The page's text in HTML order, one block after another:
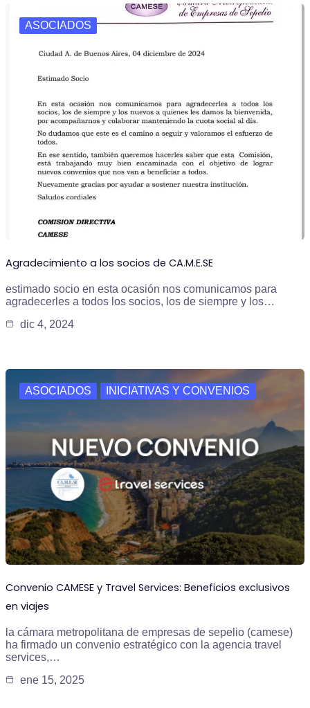
ASOCIADOS
Agradecimiento a los socios de CA.M.E.SE
estimado socio en esta ocasión nos comunicamos para
agradecerles a todos los socios, los de siempre y los…
dic 4, 2024
ASOCIADOS INICIATIVAS Y CONVENIOS
Convenio CAMESE y Travel Services: Beneficios exclusivos
en viajes
la cámara metropolitana de empresas de sepelio (camese)
ha firmado un convenio estratégico con la agencia travel
services,…
ene 15, 2025